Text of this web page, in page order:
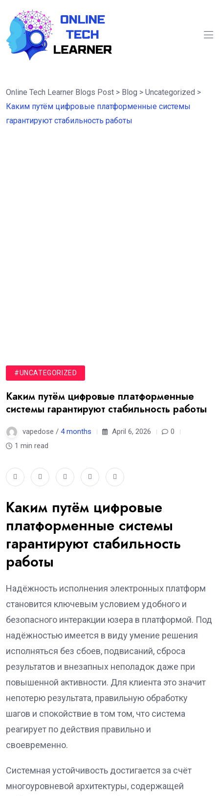
Online Tech Learner Blogs Post > Blog > Uncategorized >
Каким путём цифровые платформенные системы
гарантируют стабильность работы
#UNCATEGORIZED
Каким путём цифровые платформенные
системы гарантируют стабильность работы
vapedose / 4 months April 6, 2026
0
1 min read
Каким путём цифровые
платформенные системы
гарантируют стабильность
работы
Надёжность исполнения электронных платформ
становится ключевым условием удобного и
безопасного интеракции юзера в платформой. Под
надёжностью имеется в виду умение решения
исполняться без сбоев, подвисаний, сброса
результатов и внезапных неполадок даже при
повышенной активности. Для клиента это значит
непотерю результата, правильную обработку
шагов и спокойствие в том том, что система
реагирует по действия правильно и
своевременно.
Системная устойчивость достигается за счёт
многоуровневой архитектуры, содержащей